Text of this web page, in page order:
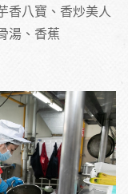
香八寶、香炒美人
湯、香蕉